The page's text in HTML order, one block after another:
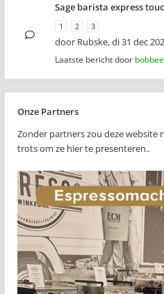
Sage barista express
1 2 3
door Rubske,di 31 dec
Laatste bericht door bobbee
Onze Partners
Zonder partners zou deze website
trots om ze hier te presenteren..